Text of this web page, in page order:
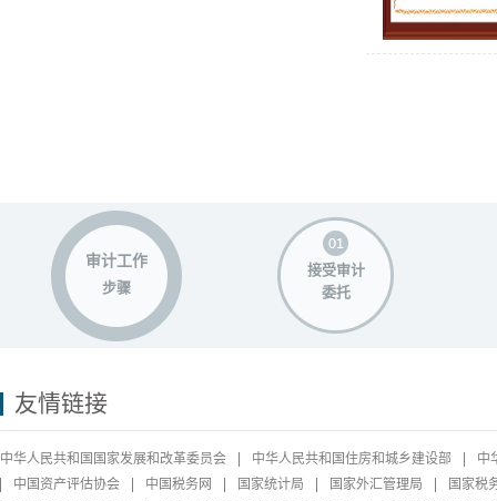
审计工作
步骤
接受审计
委托
友情链接
中华人民共和国国家发展和改革委员会 中华人民共和国住房和城乡建设部
中
中国资产评估协会
中国税务网 国家统计局 国家外汇管理局
国家税